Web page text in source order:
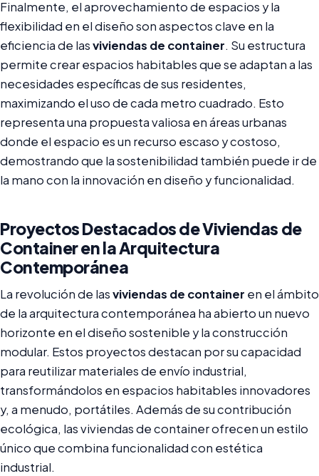
Finalmente, el aprovechamiento de espacios y la
flexibilidad en el diseño son aspectos clave en la
eficiencia de lasviviendas de container. Su estructura
permite crear espacios habitables que se adaptan a las
necesidades específicas de sus residentes,
maximizando el uso de cada metro cuadrado. Esto
representa una propuesta valiosa en áreas urbanas
donde el espacio es un recurso escaso y costoso,
demostrando que la sostenibilidad también puede ir de
la mano con la innovación en diseño y funcionalidad.
Proyectos Destacados de Viviendas de
Container en la Arquitectura
Contemporánea
La revolución de lasviviendas de container en el ámbito
de la arquitectura contemporánea ha abierto un nuevo
horizonte en el diseño sostenible y la construcción
modular. Estos proyectos destacan por su capacidad
para reutilizar materiales de envío industrial,
transformándolos en espacios habitables innovadores
y, a menudo, portátiles. Además de su contribución
ecológica, las viviendas de container ofrecen un estilo
único que combina funcionalidad con estética
industrial.